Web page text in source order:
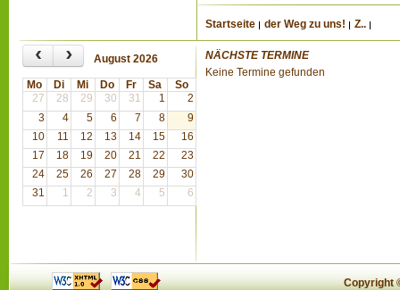
Startseite der Weg zu uns! Z..
‹ › August 2026
Mo Di Mi Do Fr Sa
So
27
28 29 30 31 1
2
3
4 5 6 7 8
9
10
11 12 13 14 15
16
17
18 19 20 21 22
23
24
25 26 27 28 29
30
31
1 2 3 4 5 6
NÄCHSTE TERMINE
Keine Termine gefunden
Copyright